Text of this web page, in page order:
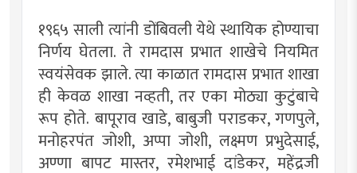
१९६५ साली त्यांनी डोंबिवली येथे स्थायिक होण्याचा
निर्णय घेतला. ते रामदास प्रभात शाखेचे नियमित
स्वयंसेवक झाले. त्या काळात रामदास प्रभात शाखा
ही केवळ शाखा नव्हती, तर एका मोठ्या कुटुंबाचे
रूप होते. बापूराव खाडे, बाबुजी पराडकर, गणपुले,
मनोहरपंत जोशी, अप्पा जोशी, लक्ष्मण प्रभुदेसाई,
अण्णा बापट मास्तर, रमेशभाई दांडेकर, महेंद्रजी